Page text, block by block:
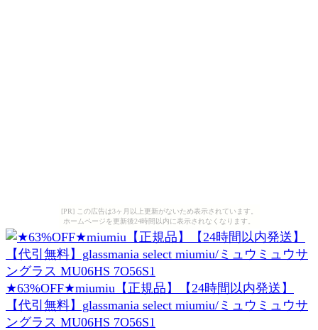
[PR] この広告は3ヶ月以上更新がないため表示されています。
ホームページを更新後24時間以内に表示されなくなります。
★63%OFF★miumiu【正規品】【24時間以内発送】
【代引無料】glassmania select miumiu/ミュウミュウサ
ングラス MU06HS 7O56S1